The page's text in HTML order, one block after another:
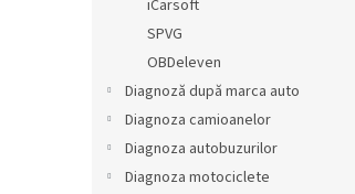
iCarsoft
SPVG
OBDeleven
Diagnoză după marca auto
Diagnoza camioanelor
Diagnoza autobuzurilor
Diagnoza motociclete